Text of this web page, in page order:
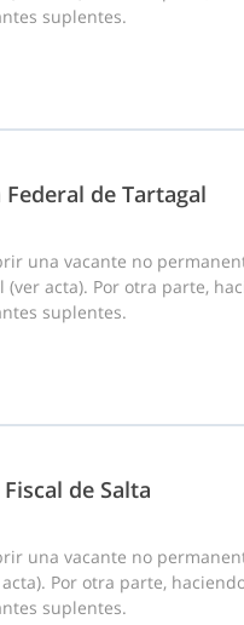
suplentes.
de Tartagal
una vacante no
acta). Por otra parte,
suplentes.
de Salta
una vacante no
Por otra parte,
suplentes.